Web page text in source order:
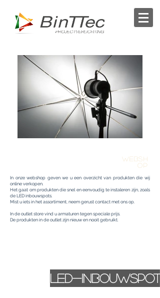
WEBSH
OP
In onze webshop geven we u een overzicht van produkten die wij
online verkopen.
Het gaat om produkten die snel en eenvoudig te instaleren zijn, zoals
de LED inbouwspots.
Mist u iets in het assortiment, neem gerust contact met ons op.
In de outlet store vind u armaturen tegen speciale prijs.
De produkten in de outlet zijn nieuw en nooit gebruikt.
LED-